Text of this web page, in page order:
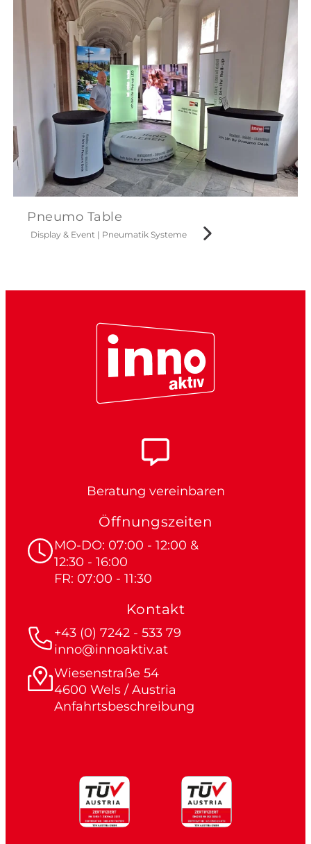
Pneumo Table
Display & Event | Pneumatik Systeme
Beratung vereinbaren
Öffnungszeiten
MO-DO: 07:00 - 12:00 &
12:30 - 16:00
FR: 07:00 - 11:30
Kontakt
+43 (0) 7242 - 533 79
inno@innoaktiv.at
Wiesenstraße 54
4600 Wels / Austria
Anfahrtsbeschreibung